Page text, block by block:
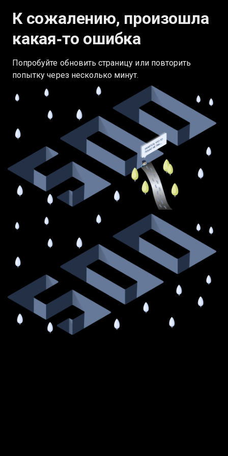
К сожалению, произошла
какая‑то ошибка
Попробуйте обновить страницу или повторить
попытку через несколько минут.